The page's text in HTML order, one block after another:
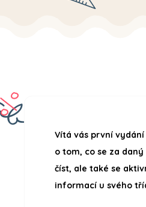
Vítá vás první
o tom, co se za
číst, ale také se
informací u svého